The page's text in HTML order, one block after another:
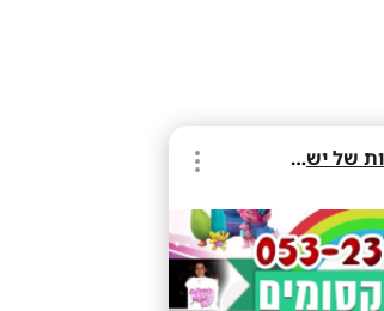
ארגון הקייטנות של ישראל